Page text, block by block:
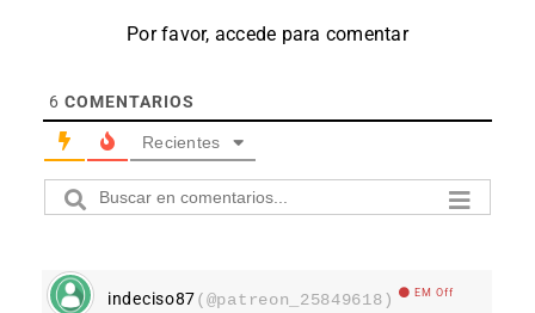
Por favor, accede para comentar
6 COMENTARIOS
Recientes
indeciso87(@patreon_25849618) EM Off